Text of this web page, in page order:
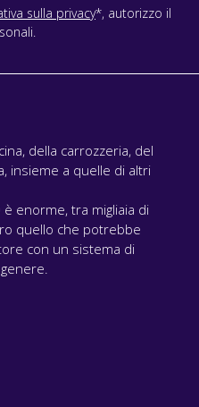
sulla privacy*, autorizzo il
della carrozzeria, del
insieme a quelle di altri
enorme, tra migliaia di
quello che potrebbe
con un sistema di